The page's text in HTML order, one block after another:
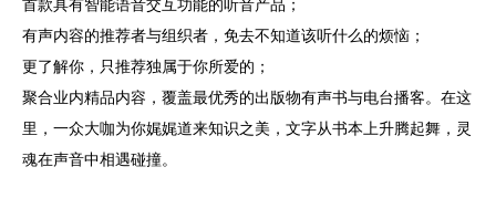
有声内容的推荐者与组织者，免去不知道该听什么的烦恼；
更了解你，只推荐独属于你所爱的；
聚合业内精品内容，覆盖最优秀的出版物有声书与电台播客。在这
里，一众大咖为你娓娓道来知识之美，文字从书本上升腾起舞，灵
魂在声音中相遇碰撞。